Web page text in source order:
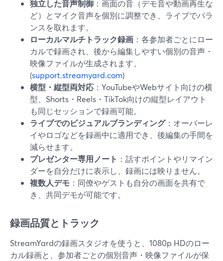
独立した音声制御 ：画面の音（デモ音や動画再生な
ど）とマイク音声を個別に調整でき、ライブでバラ
ンスを取れます。
ローカルマルチトラック録画 ：各参加者ごとにロー
カルで録画され、後から編集しやすい個別の音声・
映像ファイルが生成されます。
(support.streamyard.com)
横型・縦型両対応 ：YouTubeやWebサイト向けの横
型、Shorts・Reels・TikTok向けの縦型レイアウト
も同じセッションで録画可能。
ライブでのビジュアルブランディング：オーバーレ
イやロゴなどを録画中に適用でき、後編集の手間を
減らせます。
プレゼンター専用ノート ：話すポイントやリマイン
ダーを自分だけに表示し、録画には映りません。
複数人デモ ：同僚やゲストも自分の画面を共有で
き、共同デモが可能です。
録画品質とトラック
StreamYardの録画スタジオを使うと、1080p HDのロー
カル録画と、参加者ごとの個別音声・映像ファイルが保